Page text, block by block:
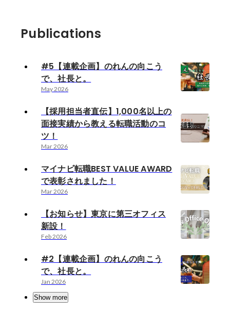
Publications
#5【連載企画】のれんの向こう
で、社長と。
May 2026
【採用担当者直伝】1,000名以上の
面接実績から教える転職活動のコ
ツ！
Mar 2026
マイナビ転職BEST VALUE AWARD
で表彰されました！
Mar 2026
【お知らせ】東京に第三オフィス
新設！
Feb 2026
#2【連載企画】のれんの向こう
で、社長と。
Jan 2026
Show more